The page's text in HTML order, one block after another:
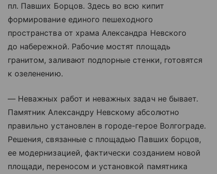
пл. Павших Борцов. Здесь во всю кипит
формирование единого пешеходного
пространства от храма Александра Невского
до набережной. Рабочие мостят площадь
гранитом, заливают подпорные стенки, готовятся
к озеленению.
— Неважных работ и неважных задач не бывает.
Памятник Александру Невскому абсолютно
правильно установлен в городе-герое Волгограде.
Решения, связанные с площадью Павших борцов,
ее модернизацией, фактически созданием новой
площади, переносом и установкой памятника